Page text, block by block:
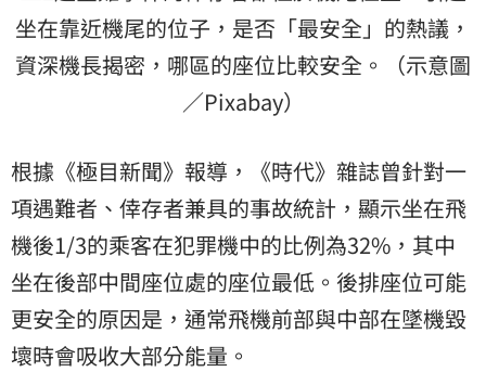
坐在靠近機尾的位子，是否「最安全」的熱議，
資深機長揭密，哪區的座位比較安全。（示意圖
／Pixabay）
根據《極目新聞》報導，《時代》雜誌曾針對一
項遇難者、倖存者兼具的事故統計，顯示坐在飛
機後1/3的乘客在犯罪機中的比例為32%，其中
坐在後部中間座位處的座位最低。後排座位可能
更安全的原因是，通常飛機前部與中部在​​墜機毀
壞時會吸收大部分能量。